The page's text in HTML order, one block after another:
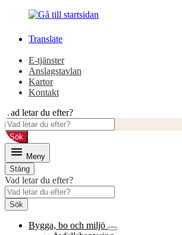
innehåll
huvudmeny
Translate
E-tjänster
Anslagstavlan
Kartor
Kontakt
Vad letar du efter?
Sök
Meny
Stäng
Vad letar du efter?
Sök
Bygga, bo och miljö